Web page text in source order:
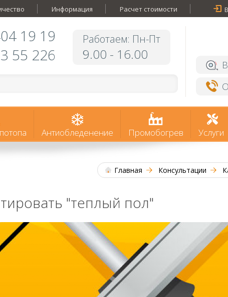
Информация Расчет стоимости
19 19
55 226
Работаем: Пн-Пт
9.00 - 16.00
Антиобледенение Промобогрев Услуги
Главная Консультации
"теплый пол"